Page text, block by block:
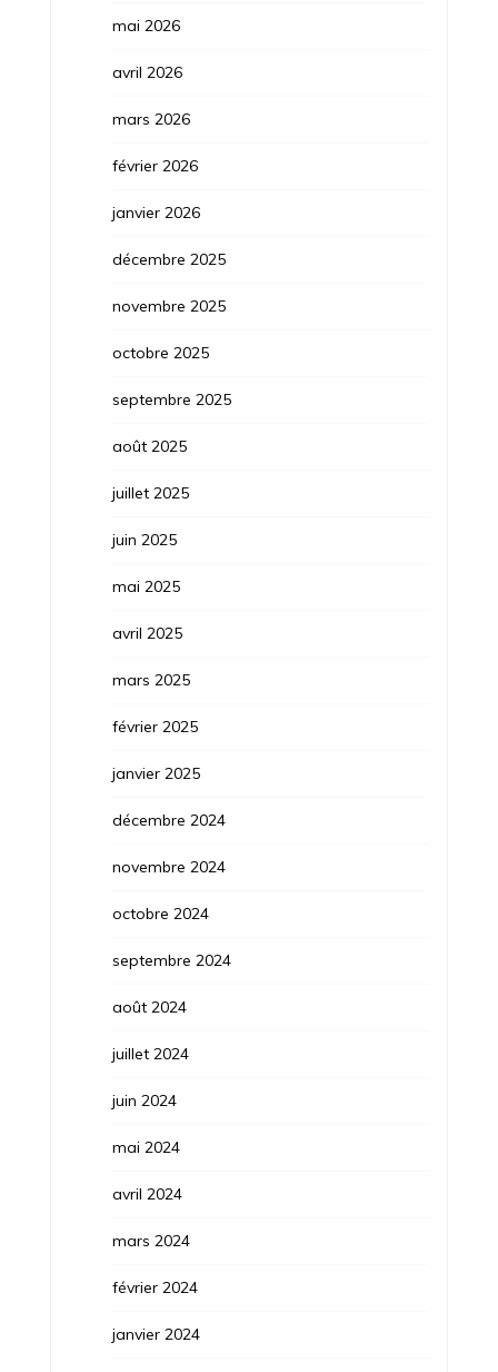
mai 2026
avril 2026
mars 2026
février 2026
janvier 2026
décembre 2025
novembre 2025
octobre 2025
septembre 2025
août 2025
juillet 2025
juin 2025
mai 2025
avril 2025
mars 2025
février 2025
janvier 2025
décembre 2024
novembre 2024
octobre 2024
septembre 2024
août 2024
juillet 2024
juin 2024
mai 2024
avril 2024
mars 2024
février 2024
janvier 2024